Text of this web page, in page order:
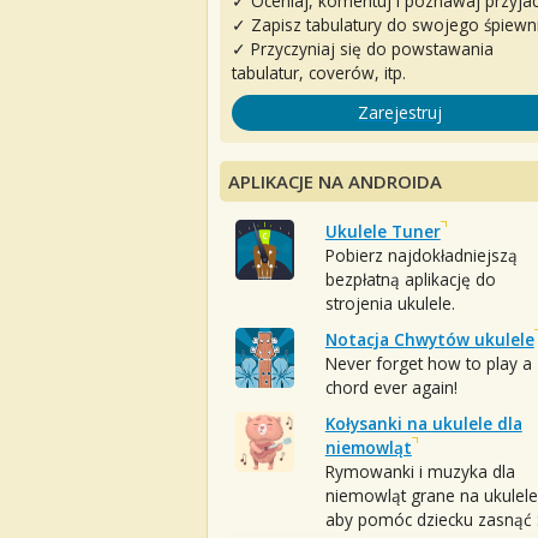
✓ Zapisz tabulatury do swojego
✓ Przyczyniaj się do powstawania
tabulatur, coverów, itp.
Zarejestruj
APLIKACJE NA ANDROIDA
Ukulele Tuner
Pobierz najdokładniejszą
bezpłatną aplikację do
strojenia ukulele.
Notacja Chwytów ukulele
Never forget how to play a
chord ever again!
Kołysanki na ukulele dla
niemowląt
Rymowanki i muzyka dla
niemowląt grane na
aby pomóc dziecku zasnąć